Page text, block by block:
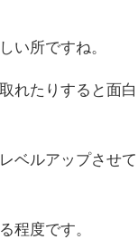
い所ですね。
れたりすると面白
ベルアップさせて
程度です。